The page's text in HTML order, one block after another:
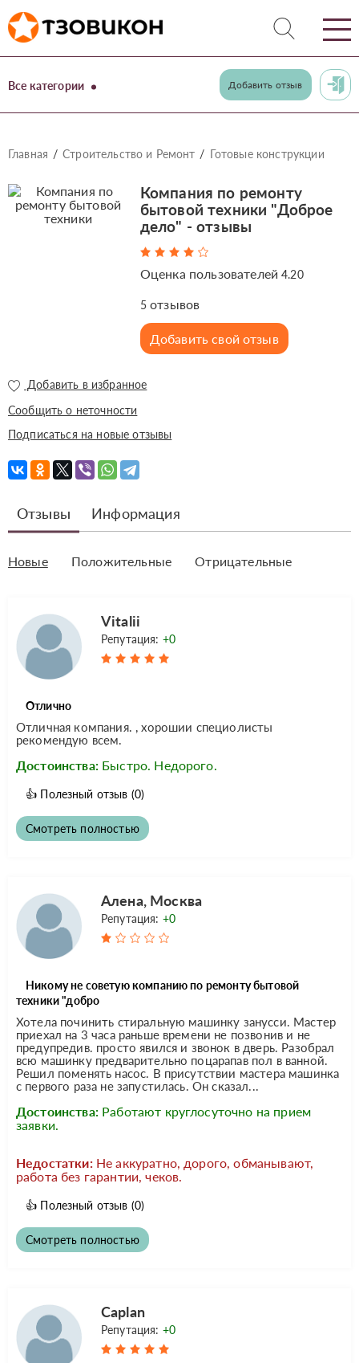
Все категории Добавить отзыв
Главная Строительство и Ремонт Готовые конструкции
Компания по ремонту
бытовой техники "Доброе
дело" - отзывы
Оценка пользователей4.20
5отзывов
Добавить свой отзыв
Добавить в избранное
Сообщить о неточности
Подписаться на новые отзывы
Отзывы Информация
Новые Положительные Отрицательные
Vitalii
Репутация: +0
Отлично
Отличная компания. , хорошии специолисты
рекомендую всем.
Достоинства: Быстро. Недорого.
👍 Полезный отзыв (0)
Смотреть полностью
Алена, Москва
Репутация: +0
Никому не советую компанию по ремонту бытовой
техники "добро
Хотела починить стиральную машинку занусси. Мастер
приехал на 3 часа раньше времени не позвонив и не
предупредив. просто явился и звонок в дверь. Разобрал
всю машинку предварительно поцарапав пол в ванной.
Решил поменять насос. В присутствии мастера машинка
с первого раза не запустилась. Он сказал...
Достоинства: Работают круглосуточно на прием
заявки.
Недостатки: Не аккуратно, дорого, обманывают,
работа без гарантии, чеков.
👍 Полезный отзыв (0)
Смотреть полностью
Caplan
Репутация: +0